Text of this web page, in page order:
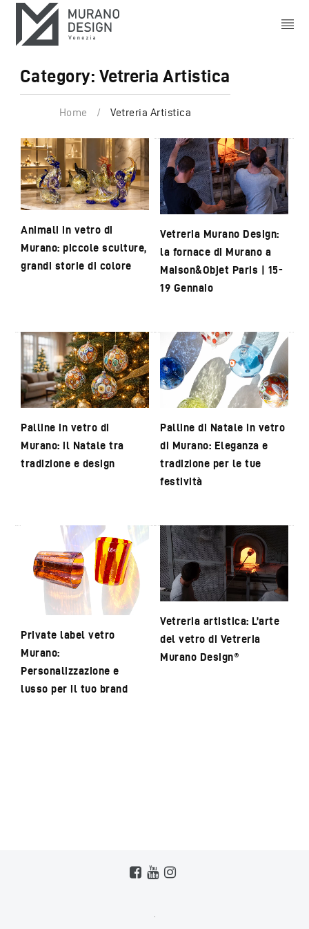
Category: Vetreria Artistica
Home / Vetreria Artistica
Animali in vetro di
Murano: piccole sculture,
grandi storie di colore
Vetreria Murano Design:
la fornace di Murano a
Maison&Objet Paris | 15-
19 Gennaio
Palline in vetro di
Murano: il Natale tra
tradizione e design
Palline di Natale in vetro
di Murano: Eleganza e
tradizione per le tue
festività
Private label vetro
Murano:
Personalizzazione e
lusso per il tuo brand
Vetreria artistica: L’arte
del vetro di Vetreria
Murano Design®